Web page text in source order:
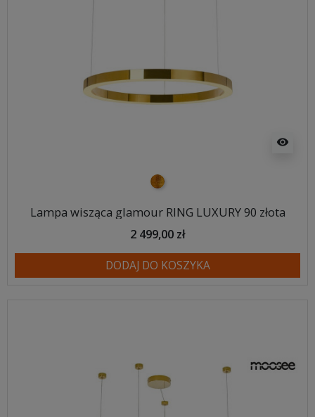
visibility
złoty
Lampa wisząca glamour RING LUXURY 90 złota
2 499,00 zł
DODAJ DO KOSZYKA